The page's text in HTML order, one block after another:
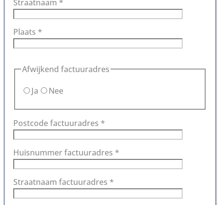
Straatnaam *
Plaats *
Afwijkend factuuradres
Ja
Nee
Postcode factuuradres *
Huisnummer factuuradres *
Straatnaam factuuradres *